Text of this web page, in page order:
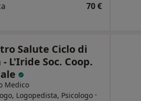
70 €
Salute Ciclo di
L'Iride Soc. Coop.
Medico
Logopedista, Psicologo ·